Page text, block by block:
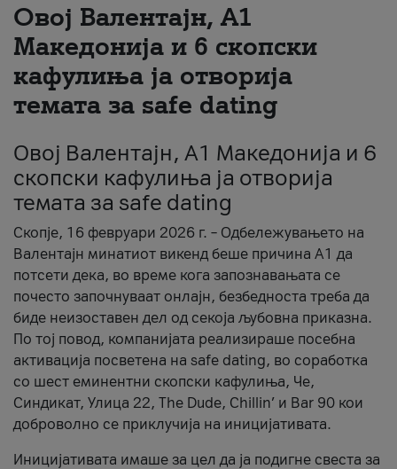
Овој Валентајн, A1
Македонија и 6 скопски
кафулиња ја отворија
темата за safe dating
Овој Валентајн, A1 Македонија и 6
скопски кафулиња ја отворија
темата за safe dating
Скопје, 16 февруари 2026 г. – Одбележувањето на
Валентајн минатиот викенд беше причина А1 да
потсети дека, во време кога запознавањата се
почесто започнуваат онлајн, безбедноста треба да
биде неизоставен дел од секоја љубовна приказна.
По тој повод, компанијата реализираше посебна
активација посветена на safe dating, во соработка
со шест еминентни скопски кафулиња, Че,
Синдикат, Улица 22, The Dude, Chillin’ и Bar 90 кои
доброволно се приклучија на иницијативата.
Иницијативата имаше за цел да ја подигне свеста за